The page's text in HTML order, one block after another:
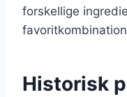
forskellige
Historisk